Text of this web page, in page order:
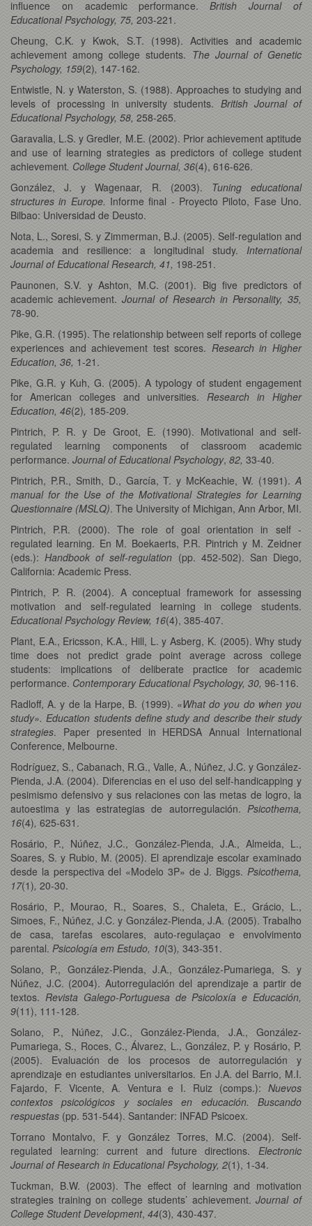
influence on academic performance. British Journal of
Educational Psychology, 75, 203-221.
Cheung, C.K. y Kwok, S.T. (1998). Activities and academic
achievement among college students. The Journal of Genetic
Psychology, 159(2), 147-162.
Entwistle, N. y Waterston, S. (1988). Approaches to studying and
levels of processing in university students. British Journal of
Educational Psychology, 58, 258-265.
Garavalia, L.S. y Gredler, M.E. (2002). Prior achievement aptitude
and use of learning strategies as predictors of college student
achievement. College Student Journal, 36(4), 616-626.
González, J. y Wagenaar, R. (2003). Tuning educational
structures in Europe. Informe final - Proyecto Piloto, Fase Uno.
Bilbao: Universidad de Deusto.
Nota, L., Soresi, S. y Zimmerman, B.J. (2005). Self-regulation and
academia and resilience: a longitudinal study. International
Journal of Educational Research, 41, 198-251.
Paunonen, S.V. y Ashton, M.C. (2001). Big five predictors of
academic achievement. Journal of Research in Personality, 35,
78-90.
Pike, G.R. (1995). The relationship between self reports of college
experiences and achievement test scores. Research in Higher
Education, 36, 1-21.
Pike, G.R. y Kuh, G. (2005). A typology of student engagement
for American colleges and universities. Research in Higher
Education, 46(2), 185-209.
Pintrich, P. R. y De Groot, E. (1990). Motivational and self-
regulated learning components of classroom academic
performance. Journal of Educational Psychology, 82, 33-40.
Pintrich, P.R., Smith, D., García, T. y McKeachie, W. (1991). A
manual for the Use of the Motivational Strategies for Learning
Questionnaire (MSLQ). The University of Michigan, Ann Arbor, MI.
Pintrich, P.R. (2000). The role of goal orientation in self -
regulated learning. En M. Boekaerts, P.R. Pintrich y M. Zeidner
(eds.):Handbook of self-regulation (pp. 452-502). San Diego,
California: Academic Press.
Pintrich, P. R. (2004). A conceptual framework for assessing
motivation and self-regulated learning in college students.
Educational Psychology Review, 16(4), 385-407.
Plant, E.A., Ericsson, K.A., Hill, L. y Asberg, K. (2005). Why study
time does not predict grade point average across college
students: implications of deliberate practice for academic
performance. Contemporary Educational Psychology, 30, 96-116.
Radloff, A. y de la Harpe, B. (1999). «What do you do when you
study». Education students define study and describe their study
strategies. Paper presented in HERDSA Annual International
Conference, Melbourne.
Rodríguez, S., Cabanach, R.G., Valle, A., Núñez, J.C. y González-
Pienda, J.A. (2004). Diferencias en el uso del self-handicapping y
pesimismo defensivo y sus relaciones con las metas de logro, la
autoestima y las estrategias de autorregulación. Psicothema,
16(4), 625-631.
Rosário, P., Núñez, J.C., González-Pienda, J.A., Almeida, L.,
Soares, S. y Rubio, M. (2005). El aprendizaje escolar examinado
desde la perspectiva del «Modelo 3P» de J. Biggs. Psicothema,
17(1), 20-30.
Rosário, P., Mourao, R., Soares, S., Chaleta, E., Grácio, L.,
Simoes, F., Núñez, J.C. y González-Pienda, J.A. (2005). Trabalho
de casa, tarefas escolares, auto-regulaçao e envolvimento
parental. Psicología em Estudo, 10(3), 343-351.
Solano, P., González-Pienda, J.A., González-Pumariega, S. y
Núñez, J.C. (2004). Autorregulación del aprendizaje a partir de
textos. Revista Galego-Portuguesa de Psicoloxía e Educación,
9(11), 111-128.
Solano, P., Núñez, J.C., González-Pienda, J.A., González-
Pumariega, S., Roces, C., Álvarez, L., González, P. y Rosário, P.
(2005). Evaluación de los procesos de autorregulación y
aprendizaje en estudiantes universitarios. En J.A. del Barrio, M.I.
Fajardo, F. Vicente, A. Ventura e I. Ruiz (comps.): Nuevos
contextos psicológicos y sociales en educación. Buscando
respuestas (pp. 531-544). Santander: INFAD Psicoex.
Torrano Montalvo, F. y González Torres, M.C. (2004). Self-
regulated learning: current and future directions. Electronic
Journal of Research in Educational Psychology, 2(1), 1-34.
Tuckman, B.W. (2003). The effect of learning and motivation
strategies training on college students’ achievement.Journal of
College Student Development, 44(3), 430-437.